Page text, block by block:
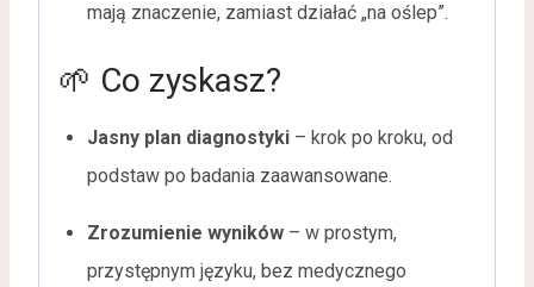
mają znaczenie, zamiast działać „na oślep”.
🌱 Co zyskasz?
Jasny plan diagnostyki – krok po kroku, od
podstaw po badania zaawansowane.
Zrozumienie wyników – w prostym,
przystępnym języku, bez medycznego